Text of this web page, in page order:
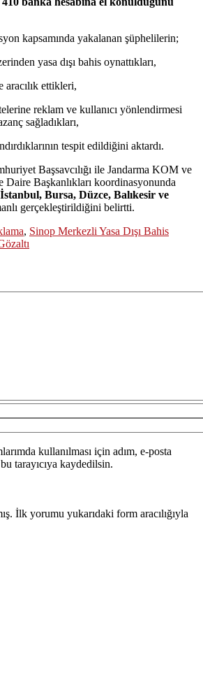
kapsamında yakalanan şüphelilerin;
yasa dışı bahis oynattıkları,
aracılık ettikleri,
reklam ve kullanıcı yönlendirmesi
sağladıkları,
tespit edildiğini aktardı.
Başsavcılığı ile Jandarma KOM ve
Daire Başkanlıkları koordinasyonunda
İstanbul, Bursa, Düzce, Balıkesir ve
gerçekleştirildiğini belirtti.
, Sinop Merkezli Yasa Dışı Bahis
kullanılması için adım, e-posta
tarayıcıya kaydedilsin.
İlk yorumu yukarıdaki form aracılığıyla